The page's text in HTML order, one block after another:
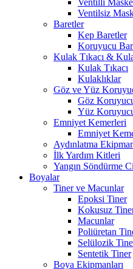
Ventilli
Ventilsiz
Baretler
Kep Baretler
Koruyucu
Kulak Tıkacı &
Kulak Tıkacı
Kulaklıklar
Göz ve Yüz
Göz
Yüz
Emniyet Kemerleri
Emniyet
Aydınlatma
İlk Yardım Kitleri
Yangın Söndürme
Boyalar
Tiner ve Macunlar
Epoksi Tiner
Kokusuz
Macunlar
Poliüretan
Selülozik
Sentetik Tiner
Boya Ekipmanları